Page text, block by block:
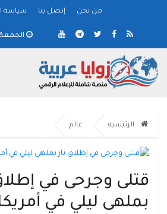
من نحن إتصل بنا سياسة
الجمعة 7 أغسطس, 2026
الرئيسية عالم
قتلى وجرحى في
بملهى ليلي في